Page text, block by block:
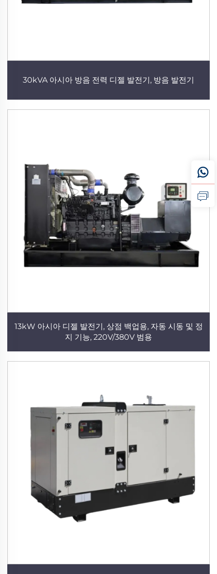
30kVA 아시아 방음 전력 디젤 발전기, 방음 발전기
13kW 아시아 디젤 발전기, 상점 백업용, 자동 시동 및 정
지 기능, 220V/380V 범용